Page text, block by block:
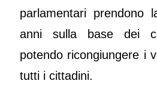
parlamentari prendono
anni sulla base dei
potendo ricongiungere i
tutti i cittadini.